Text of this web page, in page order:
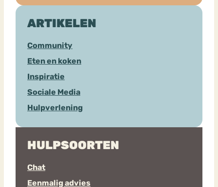
ARTIKELEN
Community
Eten en koken
Inspiratie
Sociale Media
Hulpverlening
HULPSOORTEN
Chat
Eenmalig advies